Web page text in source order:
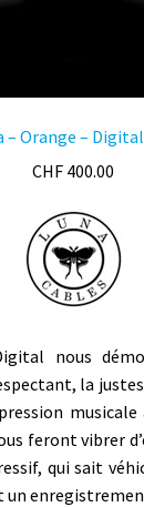
– Orange –
CHF 400.00
nous
la
musicale
feront vibrer
qui sait
un